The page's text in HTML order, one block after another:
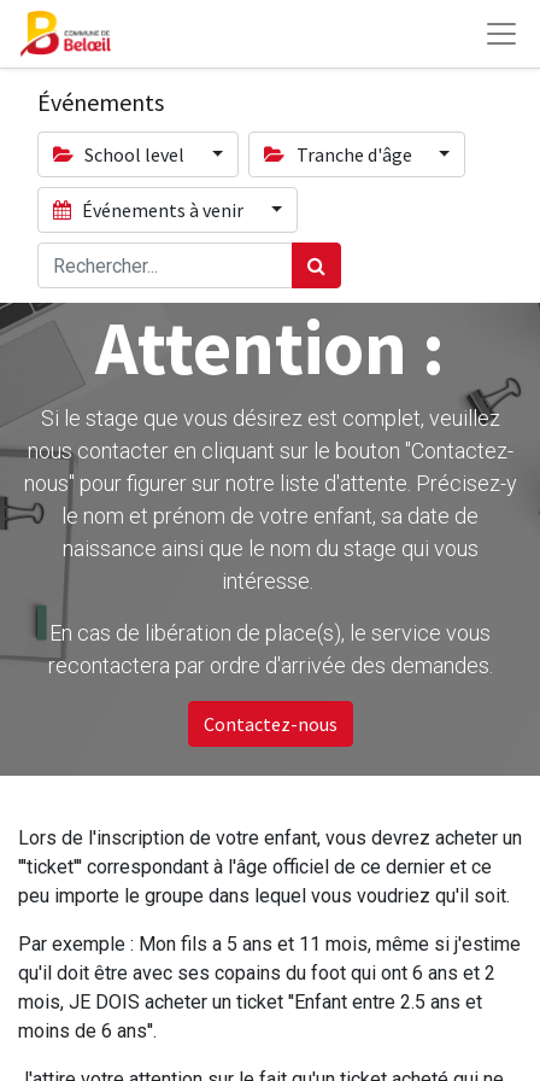
Événements
School level Tranche d'âge
Événements à venir
Attention :
Si le stage que vous désirez est complet, veuillez
nous contacter en cliquant sur le bouton ''Contactez-
nous" pour figurer sur notre liste d'attente. Précisez-y
le nom et prénom de votre enfant, sa date de
naissance ainsi que le nom du stage qui vous
intéresse.
En cas de libération de place(s), le service vous
recontactera par ordre d'arrivée des demandes.
Contactez-nous
Lors de l'inscription de votre enfant, vous devrez acheter un
'''ticket''' correspondant à l'âge officiel de ce dernier et ce
peu importe le groupe dans lequel vous voudriez qu'il soit.
Par exemple : Mon fils a 5 ans et 11 mois, même si j'estime
qu'il doit être avec ses copains du foot qui ont 6 ans et 2
mois, JE DOIS acheter un ticket ''Enfant entre 2.5 ans et
moins de 6 ans''.